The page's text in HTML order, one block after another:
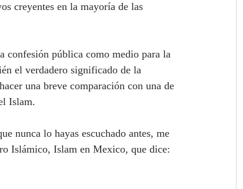
creyentes en la mayoría de las
el verdadero significado de la
una breve comparación con una de
Islam.
Islámico, Islam en Mexico, que dice: